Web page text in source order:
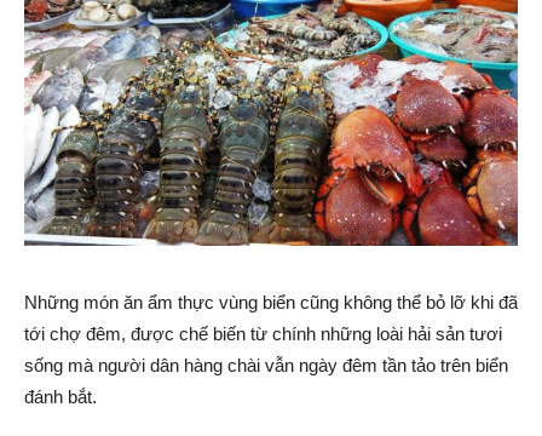
Những món ăn ẩm thực vùng biển cũng không thể bỏ lỡ khi đã
tới chợ đêm, được chế biến từ chính những loài hải sản tươi
sống mà người dân hàng chài vẫn ngày đêm tần tảo trên biển
đánh bắt.